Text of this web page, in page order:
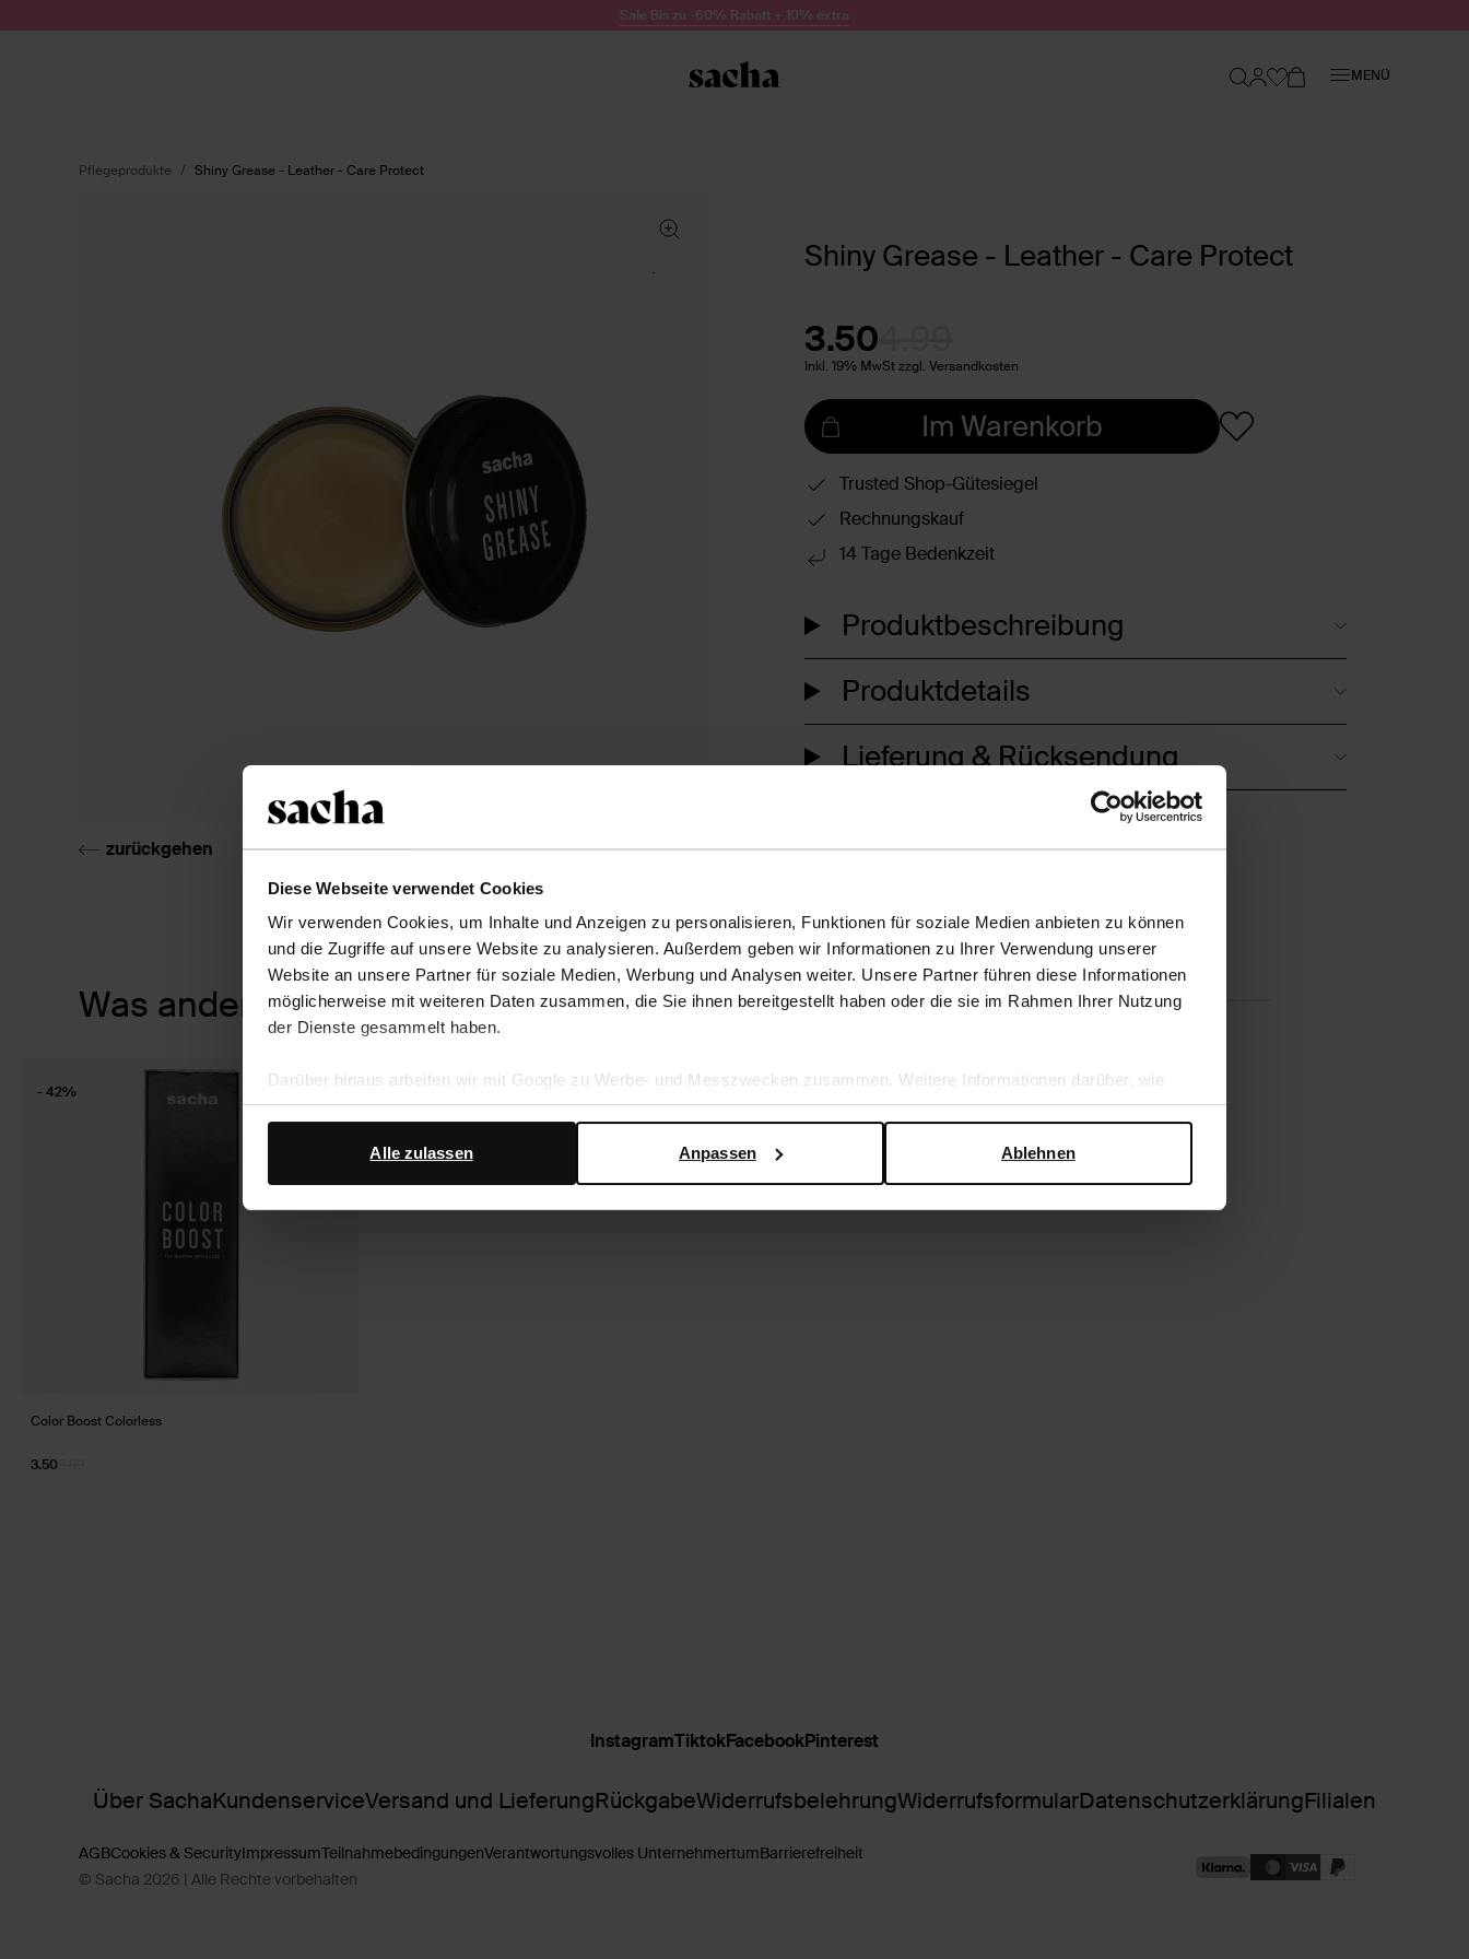
Diese Webseite verwendet Cookies
Wir verwenden Cookies, um Inhalte und Anzeigen zu personalisieren, Funktionen für soziale Medien anbieten zu können
und die Zugriffe auf unsere Website zu analysieren. Außerdem geben wir Informationen zu Ihrer Verwendung unserer
Website an unsere Partner für soziale Medien, Werbung und Analysen weiter. Unsere Partner führen diese Informationen
möglicherweise mit weiteren Daten zusammen, die Sie ihnen bereitgestellt haben oder die sie im Rahmen Ihrer Nutzung
der Dienste gesammelt haben.
Darüber hinaus arbeiten wir mit Google zu Werbe- und Messzwecken zusammen. Weitere Informationen darüber, wie
Google Ihre personenbezogenen Daten verwendet, finden Sie auf derSeite zur geschäftlichen Sicherheit und zum
Ablehnen
Anpassen
Alle zulassen
Sale Bis zu -60% Rabatt + 10% extra
MENÜ
Pflegeprodukte Shiny Grease - Leather - Care Protect
Shiny Grease - Leather - Care Protect
3.50
Inkl. 19% MwSt zzgl. Versandkosten
Im Warenkorb
Trusted Shop-Gütesiegel
Rechnungskauf
14 Tage Bedenkzeit
Produktbeschreibung
Produktdetails
Lieferung & Rücksendung
zurückgehen
Was andere kauften
Color Boost Colorless
3.50
- 42%
Über SachaKundenserviceVersand und LieferungRückgabeWiderrufsbelehrungWiderrufsformularDatenschutzerklärungFilialen
InstagramTiktokFacebookPinterest
AGBCookies & SecurityImpressumTeilnahmebedingungenVerantwortungsvolles UnternehmertumBarrierefreiheit
© Sacha 2026 | Alle Rechte vorbehalten